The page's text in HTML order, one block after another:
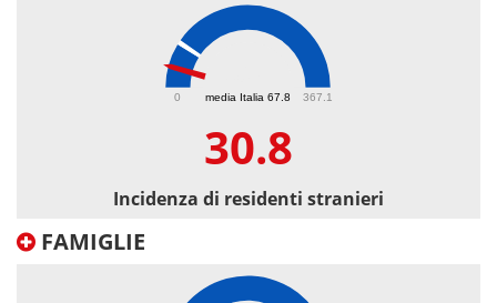
media Italia 67.8
0 367.1
30.8
Incidenza di residenti stranieri
FAMIGLIE